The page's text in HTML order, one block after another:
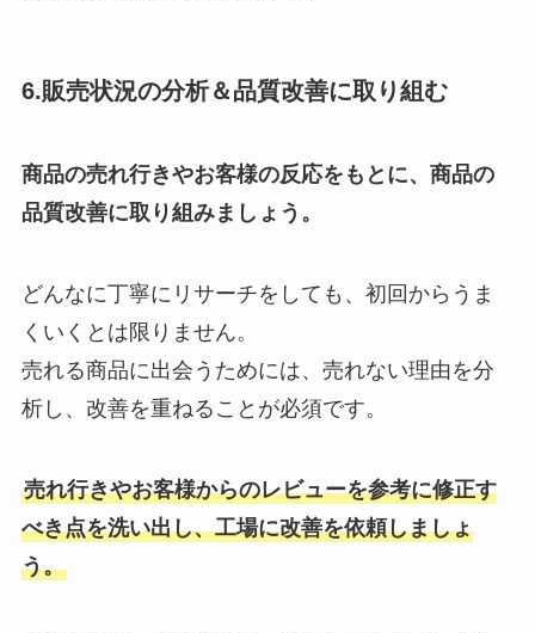
6.販売状況の分析＆品質改善に取り組む
商品の売れ行きやお客様の反応をもとに、商品の
品質改善に取り組みましょう。
どんなに丁寧にリサーチをしても、初回からうま
くいくとは限りません。
売れる商品に出会うためには、売れない理由を分
析し、改善を重ねることが必須です。
売れ行きやお客様からのレビューを参考に修正す
べき点を洗い出し、工場に改善を依頼しましょ
う。